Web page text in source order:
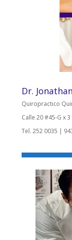
Dr.
Quiropractico
Calle 20 #45-G x
Tel. 252 0035 |